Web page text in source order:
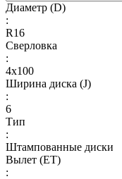
Диаметр (D)
:
R16
Сверловка
:
4х100
Ширина диска (J)
:
6
Тип
:
Штампованные диски
Вылет (ET)
: